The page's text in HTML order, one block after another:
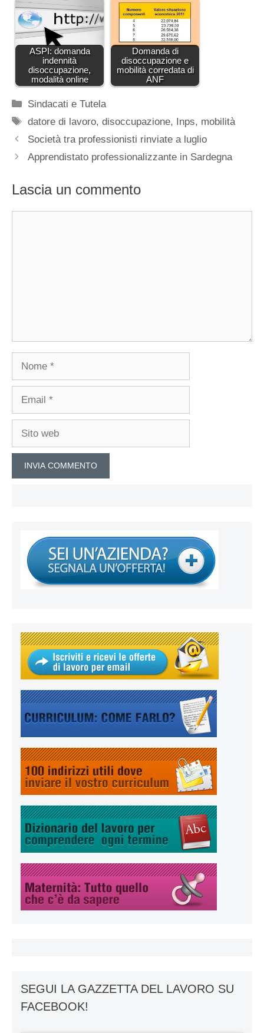
ASPI: domanda
indennità
disoccupazione,
modalità online
Domanda di
disoccupazione e
mobilità corredata di
ANF
Categorie
Sindacati e Tutela
Tag
datore di lavoro,disoccupazione, Inps, mobilità
Società tra professionisti rinviate a luglio
Apprendistato professionalizzante in Sardegna
Lascia un commento
Nome
Email
Sito
SEGUI LA GAZZETTA DEL LAVORO SU
FACEBOOK!